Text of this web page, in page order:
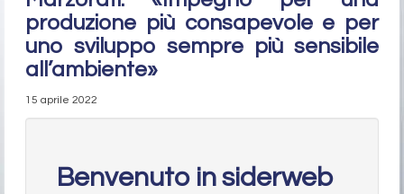
produzione più consapevole e per
uno sviluppo sempre più sensibile
all’ambiente»
15 aprile 2022
Benvenuto in siderweb